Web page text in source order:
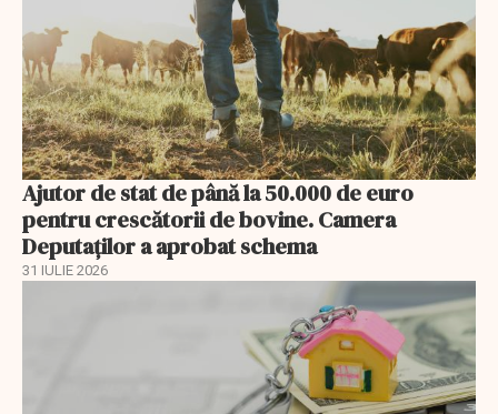
Ajutor de stat de până la 50.000 de euro
pentru crescătorii de bovine. Camera
Deputaților a aprobat schema
31 IULIE 2026